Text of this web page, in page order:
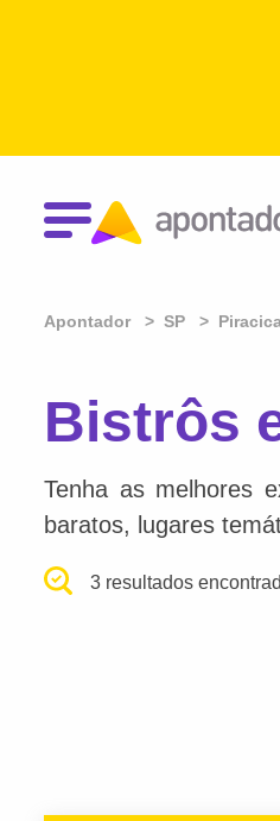
Apontador SP
Bistrôs
Tenha as melhores
baratos, lugares
3 resultados